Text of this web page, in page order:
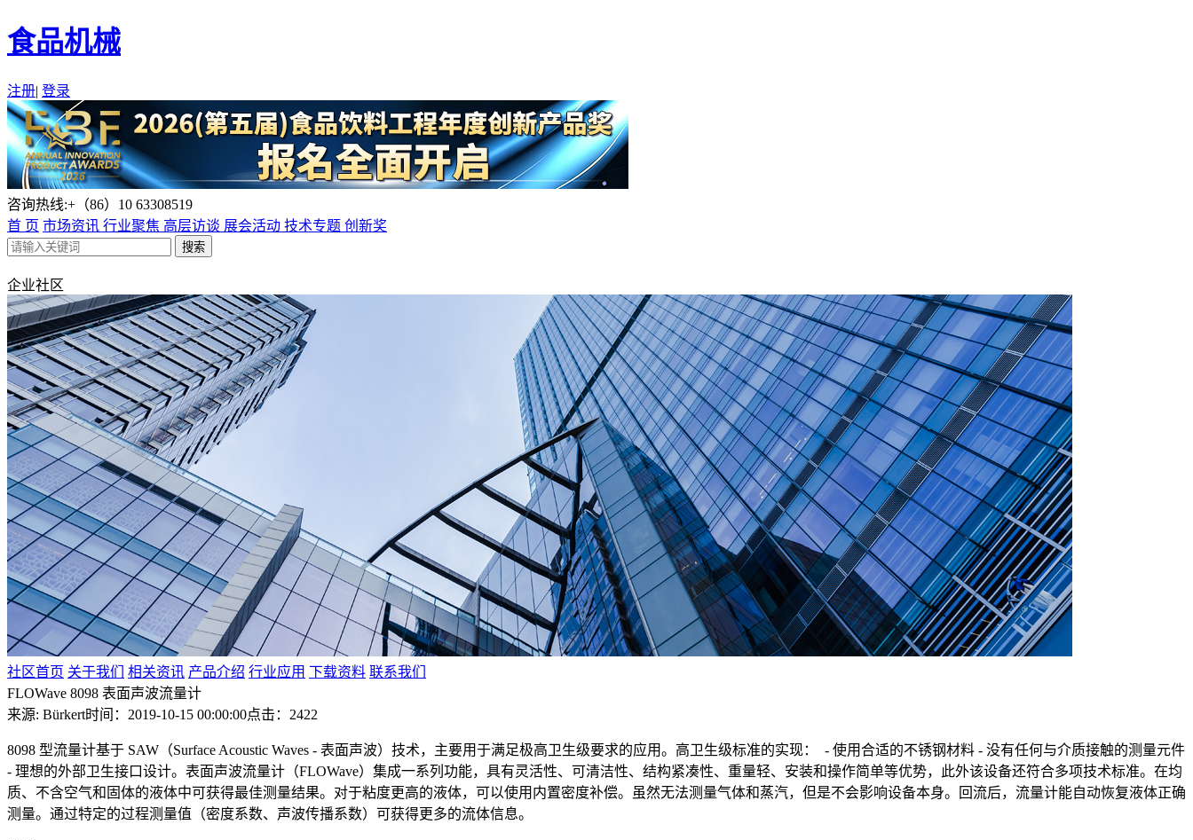
食品机械
注册| 登录
咨询热线:+（86）10 63308519
首 页 市场资讯 行业聚焦 高层访谈 展会活动 技术专题 创新奖
企业社区
社区首页 关于我们 相关资讯 产品介绍 行业应用 下载资料 联系我们
FLOWave 8098 表面声波流量计
来源: Bürkert时间：2019-10-15 00:00:00点击：2422
8098 型流量计基于 SAW（Surface Acoustic Waves - 表面声波）技术，主要用于满足极高卫生级要求的应用。高卫生级标准的实现： - 使用合适的不锈钢材料 - 没有任何与介质接触的测量元件
- 理想的外部卫生接口设计。表面声波流量计（FLOWave）集成一系列功能，具有灵活性、可清洁性、结构紧凑性、重量轻、安装和操作简单等优势，此外该设备还符合多项技术标准。在均
质、不含空气和固体的液体中可获得最佳测量结果。对于粘度更高的液体，可以使用内置密度补偿。虽然无法测量气体和蒸汽，但是不会影响设备本身。回流后，流量计能自动恢复液体正确
测量。通过特定的过程测量值（密度系数、声波传播系数）可获得更多的流体信息。